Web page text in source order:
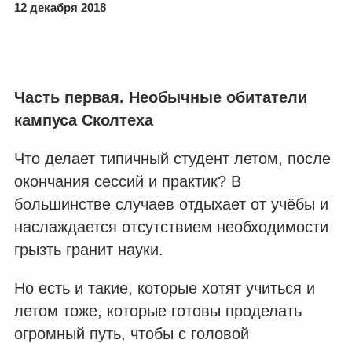
12 декабря 2018
Часть первая. Необычные обитатели
кампуса Сколтеха
Что делает типичный студент летом, после
окончания сессий и практик? В
большинстве случаев отдыхает от учёбы и
наслаждается отсутствием необходимости
грызть гранит науки.
Но есть и такие, которые хотят учиться и
летом тоже, которые готовы проделать
огромный путь, чтобы с головой